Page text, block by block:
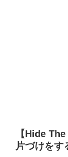
【Hide
片づけをす